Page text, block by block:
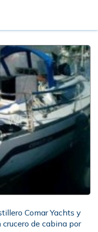
Comar Yachts y
de cabina por